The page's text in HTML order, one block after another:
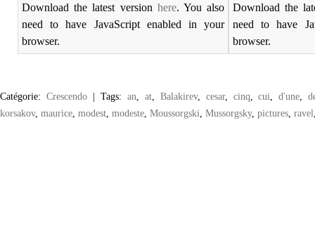
Download the latest version here. You also
need to have JavaScript enabled in your
browser.
Download the
need to have
browser.
Catégorie: Crescendo | Tags: an, at, Balakirev, cesar, cinq,cui,d'une,
korsakov, maurice, modest, modeste, Moussorgski, Mussorgsky, pictures, ravel